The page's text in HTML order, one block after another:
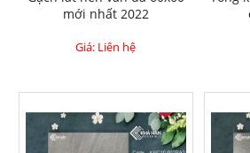
mới nhất 2022
Giá: Liên hệ